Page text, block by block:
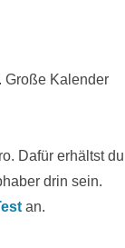
Große Kalender
Dafür erhältst du
drin sein.
an.